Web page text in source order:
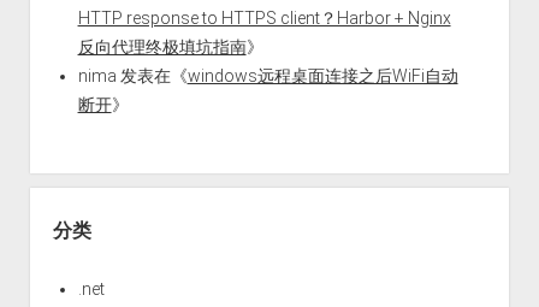
HTTP response to HTTPS client？Harbor + Nginx
反向代理终极填坑指南》
nima 发表在《windows远程桌面连接之后WiFi自动
断开》
分类
.net